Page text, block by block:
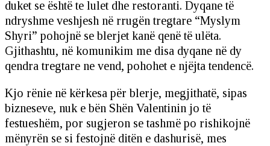
duket se është te lulet dhe restoranti. Dyqane të
ndryshme veshjesh në rrugën tregtare “Myslym
Shyri” pohojnë se blerjet kanë qenë të ulëta.
Gjithashtu, në komunikim me disa dyqane në dy
qendra tregtare ne vend, pohohet e njëjta tendencë.
Kjo rënie në kërkesa për blerje, megjithatë, sipas
bizneseve, nuk e bën Shën Valentinin jo të
festueshëm, por sugjeron se tashmë po rishikojnë
mënyrën se si festojnë ditën e dashurisë, mes